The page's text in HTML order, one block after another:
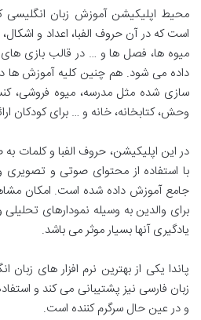
محیط اپلیکیشن آموزش زبان انگلیسی
است که در آن حروف الفبا، اعداد و
میوه ها، فصل ها و … در قالب بازی
داده می شود. هم چنین کلیه آموزش ها
سازی شده مثل مدرسه، میوه فروشی،
وحش، کتابخانه، خانه و … برای کودکان
در این اپلیکیشن، حروف الفبا و کلمات
با استفاده از محتوای صوتی و
جامع آموزش داده شده است. امکان
برای والدین به وسیله نمودارهای
یادگیری آنها بسیار موثر می باشد.
پاندا یکی از بهترین نرم افزار های
زبان فارسی نیز پشتیبانی می کند و
و در عین حال سرگرم کننده است.